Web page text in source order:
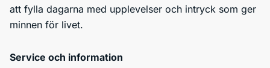
att fylla dagarna med upplevelser och intryck som ger
minnen för livet.
Service och information